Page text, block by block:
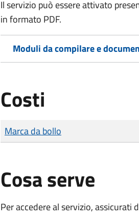
Il servizio può essere attivato
in formato PDF.
Moduli da compilare e
Costi
Tipo di pagamento
Importo
Marca da bollo
Cosa serve
Per accedere al servizio, assicurati